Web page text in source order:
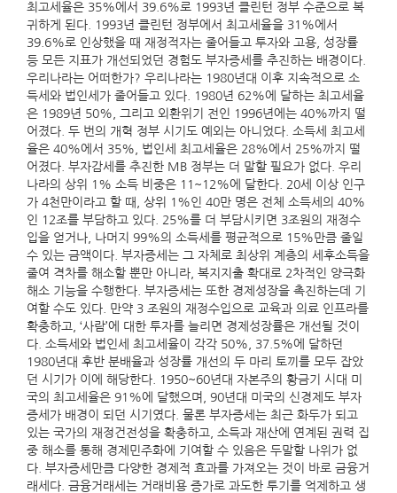
최고세율은 35%에서 39.6%로 1993년 클린턴 정부 수준으로 복
귀하게 된다. 1993년 클린턴 정부에서 최고세율을 31%에서
39.6%로 인상했을 때 재정적자는 줄어들고 투자와 고용, 성장률
등 모든 지표가 개선되었던 경험도 부자증세를 추진하는 배경이다.
우리나라는 어떠한가? 우리나라는 1980년대 이후 지속적으로 소
득세와 법인세가 줄어들고 있다. 1980년 62%에 달하는 최고세율
은 1989년 50%, 그리고 외환위기 전인 1996년에는 40%까지 떨
어졌다. 두 번의 개혁 정부 시기도 예외는 아니었다. 소득세 최고세
율은 40%에서 35%, 법인세 최고세율은 28%에서 25%까지 떨
어졌다. 부자감세를 추진한 MB 정부는 더 말할 필요가 없다. 우리
나라의 상위 1% 소득 비중은 11~12%에 달한다. 20세 이상 인구
가 4천만이라고 할 때, 상위 1%인 40만 명은 전체 소득세의 40%
인 12조를 부담하고 있다. 25%를 더 부담시키면 3조원의 재정수
입을 얻거나, 나머지 99%의 소득세를 평균적으로 15%만큼 줄일
수 있는 금액이다. 부자증세는 그 자체로 최상위 계층의 세후소득을
줄여 격차를 해소할 뿐만 아니라, 복지지출 확대로 2차적인 양극화
해소 기능을 수행한다. 부자증세는 또한 경제성장을 촉진하는데 기
여할 수도 있다. 만약 3 조원의 재정수입으로 교육과 의료 인프라를
확충하고, ‘사람’에 대한 투자를 늘리면 경제성장률은 개선될 것이
다. 소득세와 법인세 최고세율이 각각 50%, 37.5%에 달하던
1980년대 후반 분배율과 성장률 개선의 두 마리 토끼를 모두 잡았
던 시기가 이에 해당한다. 1950~60년대 자본주의 황금기 시대 미
국의 최고세율은 91%에 달했으며, 90년대 미국의 신경제도 부자
증세가 배경이 되던 시기였다. 물론 부자증세는 최근 화두가 되고
있는 국가의 재정건전성을 확충하고, 소득과 재산에 연계된 권력 집
중 해소를 통해 경제민주화에 기여할 수 있음은 두말할 나위가 없
다. 부자증세만큼 다양한 경제적 효과를 가져오는 것이 바로 금융거
래세다. 금융거래세는 거래비용 증가로 과도한 투기를 억제하고 생